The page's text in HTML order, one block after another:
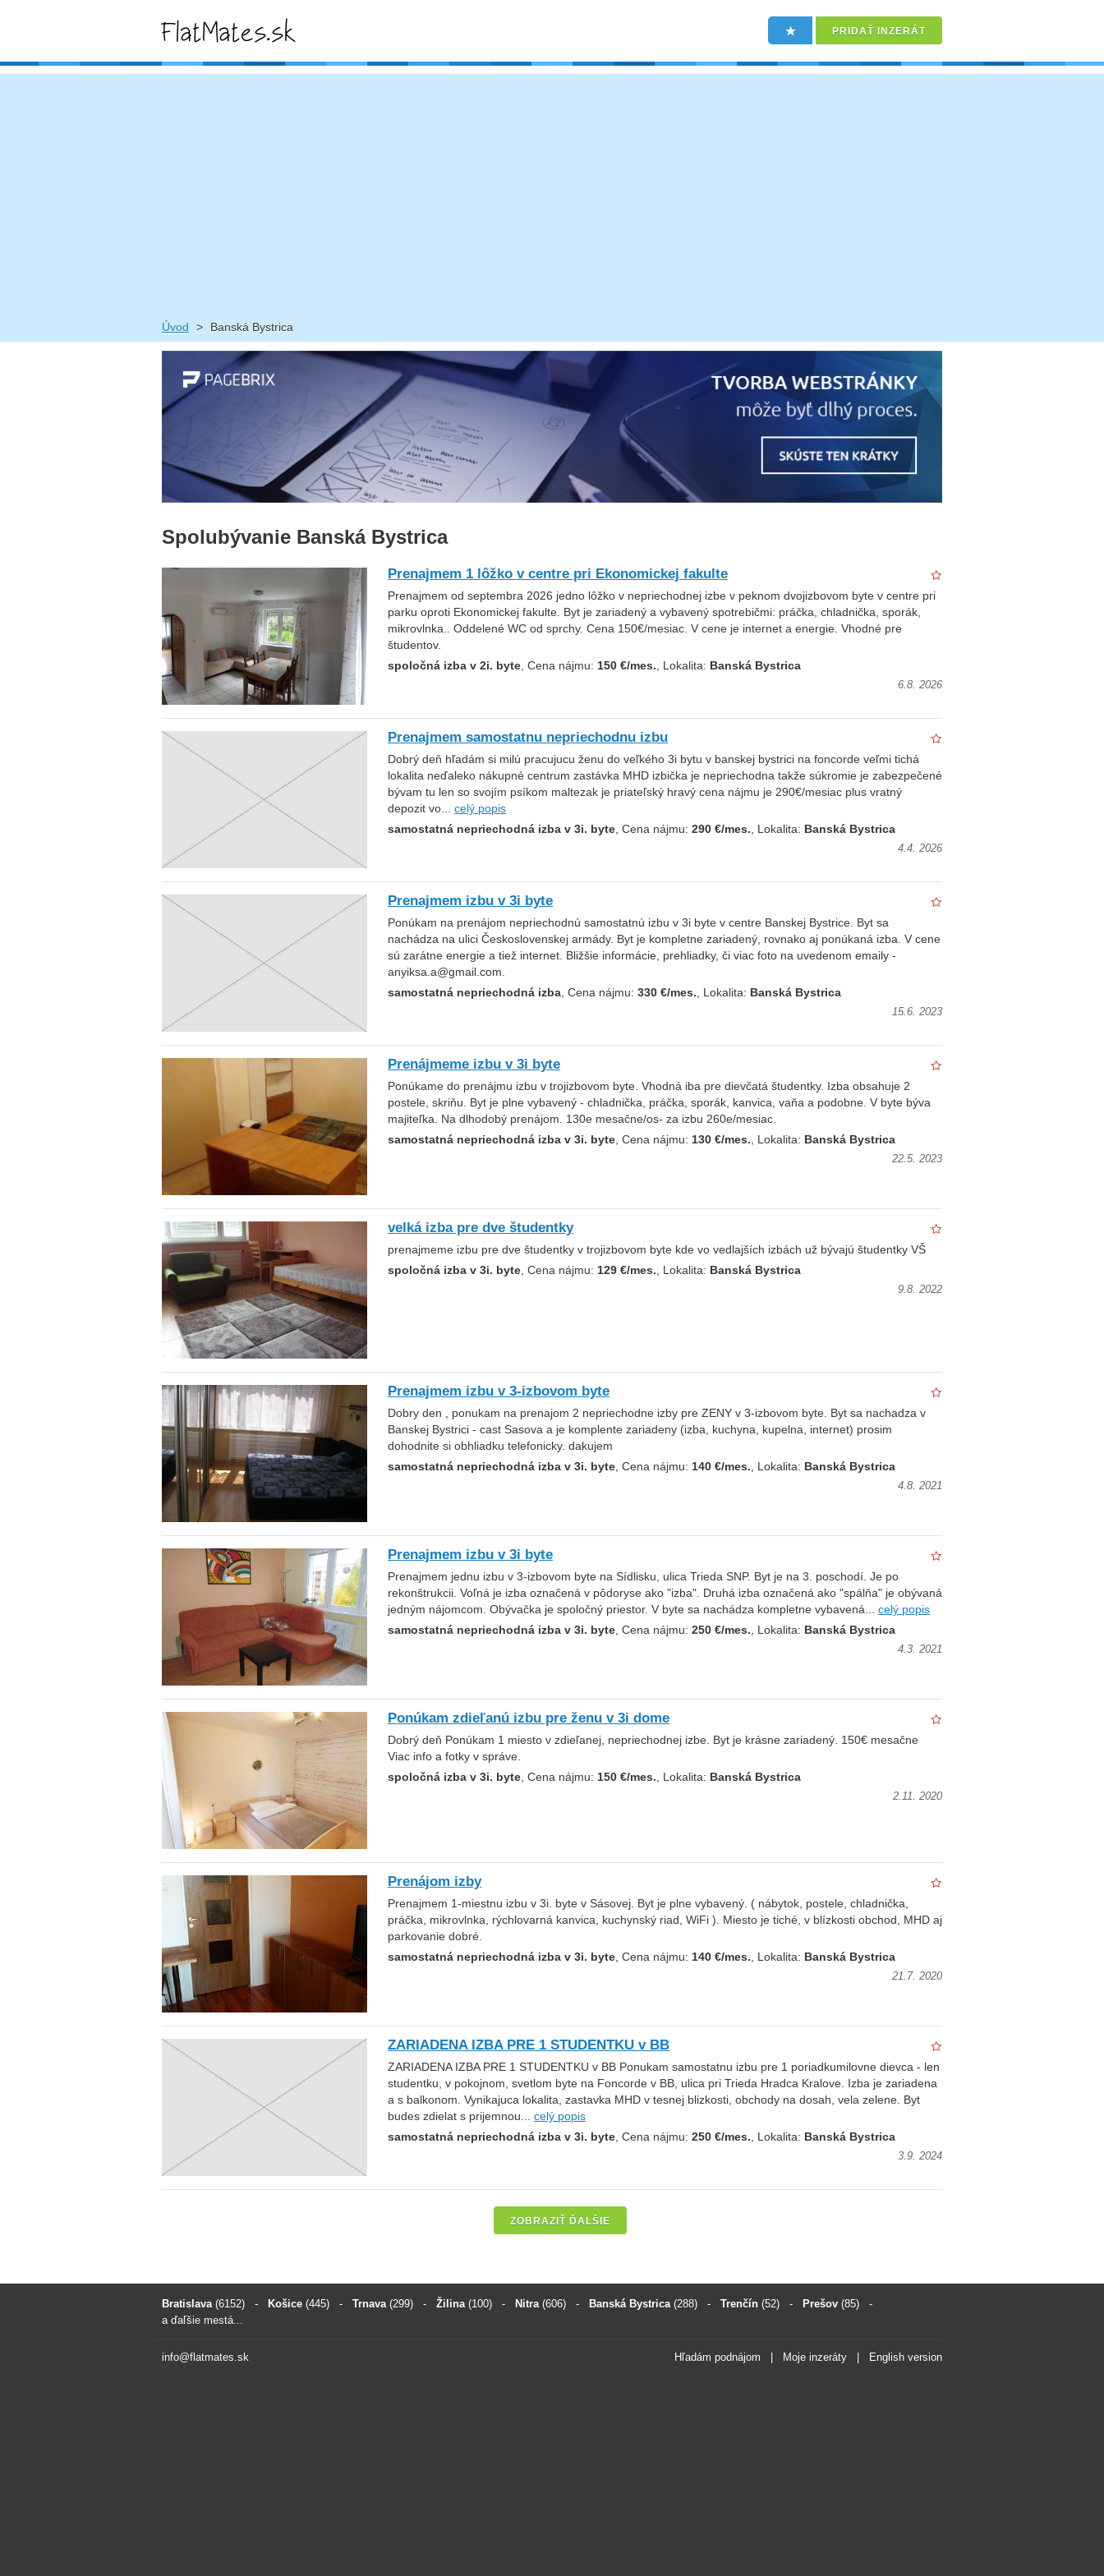
PRIDAŤ INZERÁT
Úvod > Banská Bystrica
Spolubývanie Banská Bystrica
Prenajmem 1 lôžko v centre pri Ekonomickej fakulte
Prenajmem od septembra 2026 jedno lôžko v nepriechodnej izbe v peknom dvojizbovom byte v centre pri
parku oproti Ekonomickej fakulte. Byt je zariadený a vybavený spotrebičmi: práčka, chladnička, sporák,
mikrovlnka.. Oddelené WC od sprchy. Cena 150€/mesiac. V cene je internet a energie. Vhodné pre
študentov.
spoločná izba v 2i. byte, Cena nájmu: 150 €/mes., Lokalita: Banská Bystrica
6.8. 2026
Prenajmem samostatnu nepriechodnu izbu
Dobrý deň hľadám si milú pracujucu ženu do veľkého 3i bytu v banskej bystrici na foncorde veľmi tichá
lokalita neďaleko nákupné centrum zastávka MHD izbička je nepriechodna takže súkromie je zabezpečené
bývam tu len so svojím psíkom maltezak je priateľský hravý cena nájmu je 290€/mesiac plus vratný
depozit vo... celý popis
samostatná nepriechodná izba v 3i. byte, Cena nájmu: 290 €/mes., Lokalita: Banská Bystrica
4.4. 2026
Prenajmem izbu v 3i byte
Ponúkam na prenájom nepriechodnú samostatnú izbu v 3i byte v centre Banskej Bystrice. Byt sa
nachádza na ulici Československej armády. Byt je kompletne zariadený, rovnako aj ponúkaná izba. V cene
sú zarátne energie a tiež internet. Bližšie informácie, prehliadky, či viac foto na uvedenom emaily -
anyiksa.a@gmail.com.
samostatná nepriechodná izba, Cena nájmu: 330 €/mes., Lokalita: Banská Bystrica
15.6. 2023
Prenájmeme izbu v 3i byte
Ponúkame do prenájmu izbu v trojizbovom byte. Vhodná iba pre dievčatá študentky. Izba obsahuje 2
postele, skriňu. Byt je plne vybavený - chladnička, práčka, sporák, kanvica, vaňa a podobne. V byte býva
majiteľka. Na dlhodobý prenájom. 130e mesačne/os- za izbu 260e/mesiac.
samostatná nepriechodná izba v 3i. byte, Cena nájmu: 130 €/mes., Lokalita: Banská Bystrica
22.5. 2023
velká izba pre dve študentky
prenajmeme izbu pre dve študentky v trojizbovom byte kde vo vedlajších izbách už bývajú študentky VŠ
spoločná izba v 3i. byte, Cena nájmu: 129 €/mes., Lokalita: Banská Bystrica
9.8. 2022
Prenajmem izbu v 3-izbovom byte
Dobry den , ponukam na prenajom 2 nepriechodne izby pre ZENY v 3-izbovom byte. Byt sa nachadza v
Banskej Bystrici - cast Sasova a je komplente zariadeny (izba, kuchyna, kupelna, internet) prosim
dohodnite si obhliadku telefonicky. dakujem
samostatná nepriechodná izba v 3i. byte, Cena nájmu: 140 €/mes., Lokalita: Banská Bystrica
4.8. 2021
Prenajmem izbu v 3i byte
Prenajmem jednu izbu v 3-izbovom byte na Sídlisku, ulica Trieda SNP. Byt je na 3. poschodí. Je po
rekonštrukcii. Voľná je izba označená v pôdoryse ako "izba". Druhá izba označená ako "spálňa" je obývaná
jedným nájomcom. Obývačka je spoločný priestor. V byte sa nachádza kompletne vybavená... celý popis
samostatná nepriechodná izba v 3i. byte, Cena nájmu: 250 €/mes., Lokalita: Banská Bystrica
4.3. 2021
Ponúkam zdieľanú izbu pre ženu v 3i dome
Dobrý deň Ponúkam 1 miesto v zdieľanej, nepriechodnej izbe. Byt je krásne zariadený. 150€ mesačne
Viac info a fotky v správe.
spoločná izba v 3i. byte, Cena nájmu: 150 €/mes., Lokalita: Banská Bystrica
2.11. 2020
Prenájom izby
Prenajmem 1-miestnu izbu v 3i. byte v Sásovej. Byt je plne vybavený. ( nábytok, postele, chladnička,
práčka, mikrovlnka, rýchlovarná kanvica, kuchynský riad, WiFi ). Miesto je tiché, v blízkosti obchod, MHD aj
parkovanie dobré.
samostatná nepriechodná izba v 3i. byte, Cena nájmu: 140 €/mes., Lokalita: Banská Bystrica
21.7. 2020
ZARIADENA IZBA PRE 1 STUDENTKU v BB
ZARIADENA IZBA PRE 1 STUDENTKU v BB Ponukam samostatnu izbu pre 1 poriadkumilovne dievca - len
studentku, v pokojnom, svetlom byte na Foncorde v BB, ulica pri Trieda Hradca Kralove. Izba je zariadena
a s balkonom. Vynikajuca lokalita, zastavka MHD v tesnej blizkosti, obchody na dosah, vela zelene. Byt
budes zdielat s prijemnou... celý popis
samostatná nepriechodná izba v 3i. byte, Cena nájmu: 250 €/mes., Lokalita: Banská Bystrica
3.9. 2024
ZOBRAZIŤ ĎALŠIE
Bratislava (6152) - Košice (445) - Trnava (299) - Žilina (100) - Nitra (606) - Banská Bystrica (288) - Trenčín (52) - Prešov (85) -
a ďaľšie mestá...
info@flatmates.sk Hľadám podnájom Moje inzeráty English version